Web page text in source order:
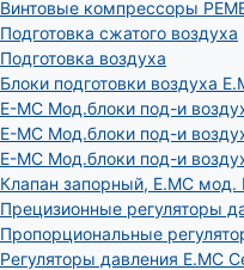
Винтовые компрессоры
Подготовка сжатого воздуха
Подготовка воздуха
Блоки подготовки воздуха
E-MC Мод.блоки под-и
E-MC Мод.блоки под-и
E-MC Мод.блоки под-и
Клапан запорный, E.MC мод.
Прецизионные регуляторы
Пропорциональные
Регуляторы давления E.MC